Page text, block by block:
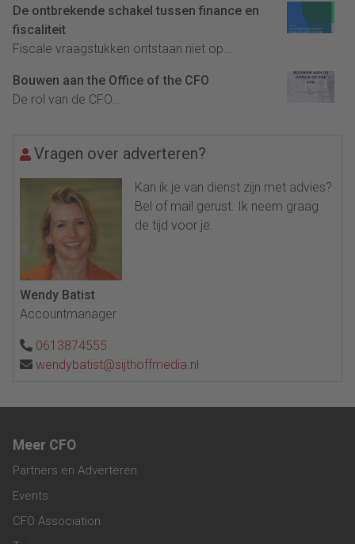
De ontbrekende schakel tussen finance en
fiscaliteit
Fiscale vraagstukken ontstaan niet op...
Bouwen aan the Office of the CFO
De rol van de CFO...
Vragen over adverteren?
Kan ik je van dienst zijn met advies?
Bel of mail gerust. Ik neem graag
de tijd voor je.
Wendy Batist
Accountmanager
0613874555
wendybatist@sijthoffmedia.nl
Meer CFO
Partners en Adverteren
Events
CFO Association